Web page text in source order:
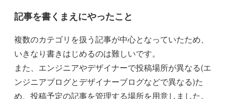
記事を書くまえにやったこと
複数のカテゴリを扱う記事が中心となっていたため、
いきなり書きはじめるのは難しいです。
また、エンジニアやデザイナーで投稿場所が異なる(エ
ンジニアブログとデザイナーブログなどで異なる)た
め、投稿予定の記事を管理する場所を用意しました。